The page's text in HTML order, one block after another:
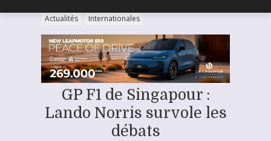
Actualités Internationales
GP F1 de Singapour :
Lando Norris survole les
débats